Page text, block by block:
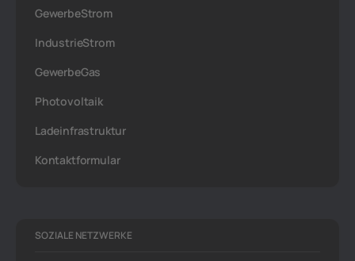
GewerbeStrom
IndustrieStrom
GewerbeGas
Photovoltaik
Ladeinfrastruktur
Kontaktformular
SOZIALE NETZWERKE